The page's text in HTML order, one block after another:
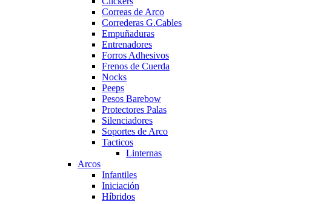
Correas de Arco
Correderas G.Cables
Empuñaduras
Entrenadores
Forros Adhesivos
Frenos de Cuerda
Nocks
Peeps
Pesos Barebow
Protectores Palas
Silenciadores
Soportes de Arco
Tacticos
Linternas
Arcos
Infantiles
Iniciación
Híbridos